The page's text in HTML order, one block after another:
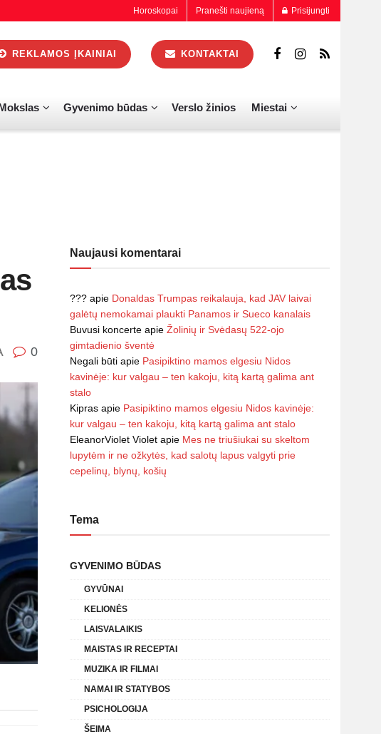
Horoskopai Pranešti naujieną Prisijungti
REKLAMOS ĮKAINIAI KONTAKTAI
Gyvenimo būdas Verslo žinios Miestai
0
Naujausi komentarai
??? apie Donaldas Trumpas reikalauja, kad JAV laivai
galėtų nemokamai plaukti Panamos ir Sueco kanalais
Buvusi koncerte apie Žolinių ir Svėdasų 522-ojo
gimtadienio šventė
Negali būti apie Pasipiktino mamos elgesiu Nidos
kavinėje: kur valgau – ten kakoju, kitą kartą galima ant
stalo
Kipras apie Pasipiktino mamos elgesiu Nidos kavinėje:
kur valgau – ten kakoju, kitą kartą galima ant stalo
EleanorViolet Violet apie Mes ne triušiukai su skeltom
lupytėm ir ne ožkytės, kad salotų lapus valgyti prie
cepelinų, blynų, košių
Tema
GYVENIMO BŪDAS
GYVŪNAI
KELIONĖS
LAISVALAIKIS
MAISTAS IR RECEPTAI
MUZIKA IR FILMAI
NAMAI IR STATYBOS
PSICHOLOGIJA
ŠEIMA